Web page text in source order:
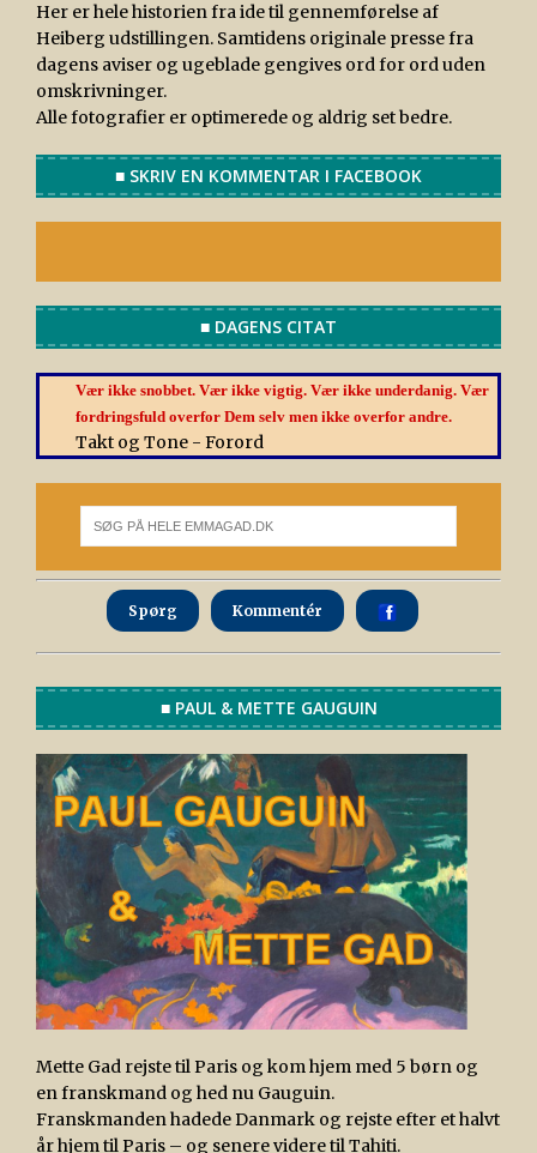
Her er hele historien fra ide til gennemførelse af
Heiberg udstillingen. Samtidens originale presse fra
dagens aviser og ugeblade gengives ord for ord uden
omskrivninger.
Alle fotografier er optimerede og aldrig set bedre.
■ SKRIV EN KOMMENTAR I FACEBOOK
■ DAGENS CITAT
Vær ikke snobbet. Vær ikke vigtig. Vær ikke underdanig. Vær
fordringsfuld overfor Dem selv men ikke overfor andre.
Takt og Tone - Forord
Spørg Kommentér
■ PAUL & METTE GAUGUIN
Mette Gad rejste til Paris og kom hjem med 5 børn og
en franskmand og hed nu Gauguin.
Franskmanden hadede Danmark og rejste efter et halvt
år hjem til Paris – og senere videre til Tahiti.